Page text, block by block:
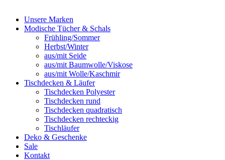
Unsere Marken
Modische Tücher & Schals
Frühling/Sommer
Herbst/Winter
aus/mit Seide
aus/mit Baumwolle/Viskose
aus/mit Wolle/Kaschmir
Tischdecken & Läufer
Tischdecken Polyester
Tischdecken rund
Tischdecken quadratisch
Tischdecken rechteckig
Tischläufer
Deko & Geschenke
Sale
Kontakt